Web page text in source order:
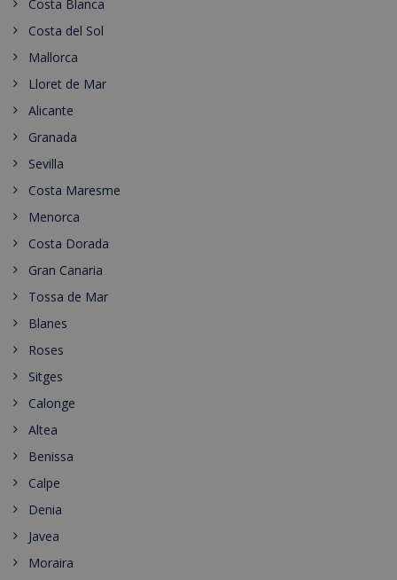
Costa Blanca
Costa del Sol
Mallorca
Lloret de Mar
Alicante
Granada
Sevilla
Costa Maresme
Menorca
Costa Dorada
Gran Canaria
Tossa de Mar
Blanes
Roses
Sitges
Calonge
Altea
Benissa
Calpe
Denia
Javea
Moraira